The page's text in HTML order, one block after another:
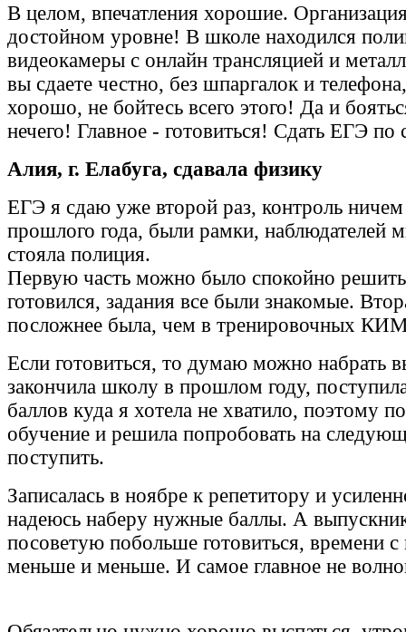
В целом, впечатления хорошие.
достойном уровне! В школе находился
видеокамеры с онлайн трансляцией и
вы сдаете честно, без шпаргалок и
хорошо, не бойтесь всего этого! Да и
нечего! Главное - готовиться! Сдать ЕГЭ по
Алия, г. Елабуга, сдавала физику
ЕГЭ я сдаю уже второй раз, контроль ничем
прошлого года, были рамки, наблюдателей
стояла полиция.
Первую часть можно было спокойно
готовился, задания все были знакомые.
посложнее была, чем в тренировочных
Если готовиться, то думаю можно набрать
закончила школу в прошлом году,
баллов куда я хотела не хватило, поэтому
обучение и решила попробовать на
поступить.
Записалась в ноябре к репетитору и
надеюсь наберу нужные баллы. А
посоветую побольше готовиться, времени
меньше и меньше. И самое главное не